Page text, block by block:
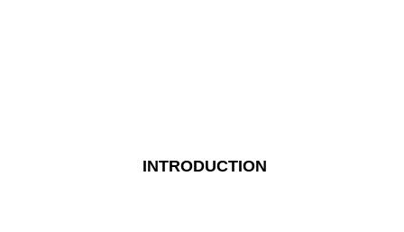
INTRODUCTION